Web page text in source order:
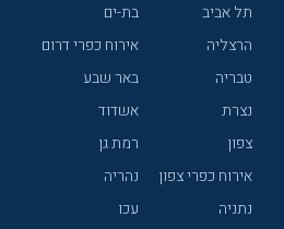
תל אביב
הרצליה
טבריה
נצרת
צפון
אירוח כפרי צפון
נתניה
בת-ים
אירוח כפרי דרום
באר שבע
אשדוד
רמת גן
נהריה
עכו